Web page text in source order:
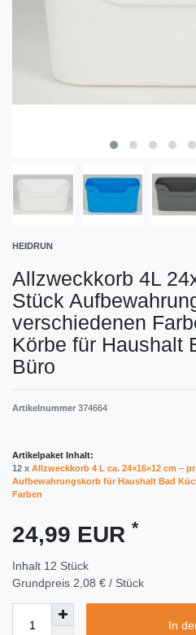
HEIDRUN
Allzweckkorb 4L
Stück
verschiedenen
Körbe für Haushalt
Büro
Artikelnummer 374664
Artikelpaket Inhalt:
12 x Allzweckkorb 4 L ca. 24×16×12 cm –
Aufbewahrungskorb für Haushalt Bad
Farben
24,99 EUR *
Inhalt 12 Stück
Grundpreis 2,08 € / Stück
In